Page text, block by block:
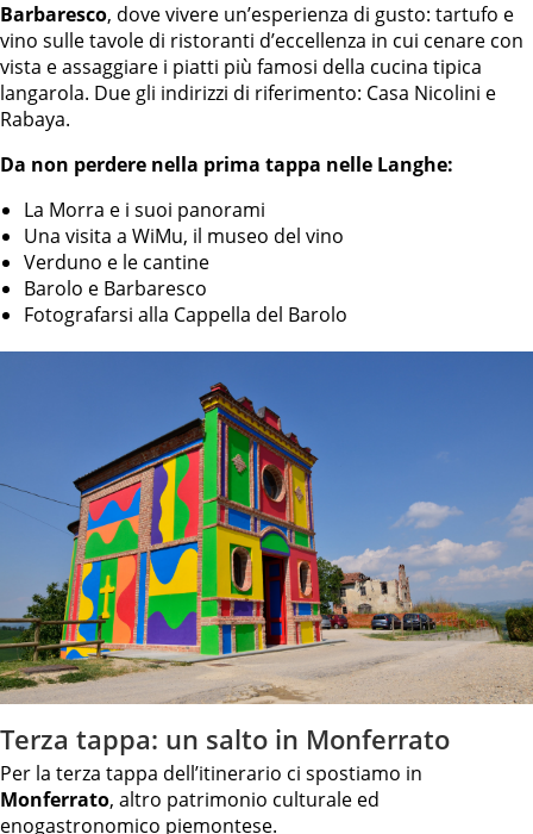
Barbaresco, dove vivere un’esperienza di gusto: tartufo e
vino sulle tavole di ristoranti d’eccellenza in cui cenare con
vista e assaggiare i piatti più famosi della cucina tipica
langarola. Due gli indirizzi di riferimento: Casa Nicolini e
Rabaya.
Da non perdere nella prima tappa nelle Langhe:
La Morra e i suoi panorami
Una visita a WiMu, il museo del vino
Verduno e le cantine
Barolo e Barbaresco
Fotografarsi alla Cappella del Barolo
Terza tappa: un salto in Monferrato
Per la terza tappa dell’itinerario ci spostiamo in
Monferrato, altro patrimonio culturale ed
enogastronomico piemontese.